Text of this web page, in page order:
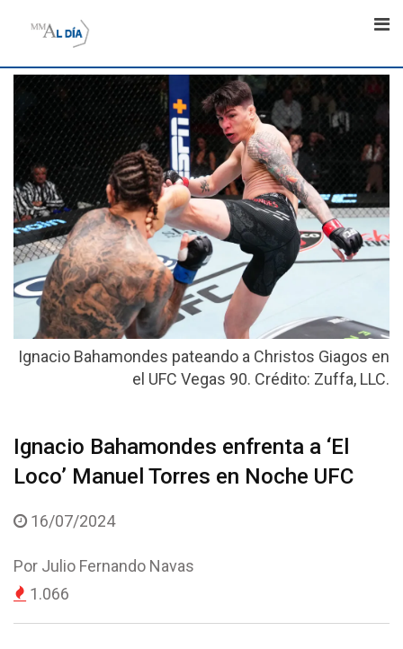
Ignacio Bahamondes pateando a Christos Giagos en
el UFC Vegas 90. Crédito: Zuffa, LLC.
Ignacio Bahamondes enfrenta a ‘El
Loco’ Manuel Torres en Noche UFC
16/07/2024
Por Julio Fernando Navas
1.066